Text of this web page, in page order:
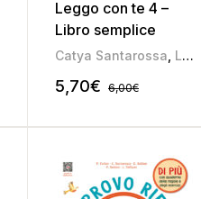
,Elena Uboldi,
Leggo con te 4 –
Libro semplice
Catya Santarossa Lorenzo Taffarel
5,70€ 6,00€